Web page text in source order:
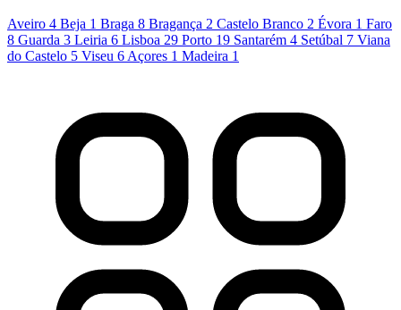
Aveiro 4 Beja 1 Braga 8 Bragança 2 Castelo Branco 2 Évora 1 Faro
8 Guarda 3 Leiria 6 Lisboa 29 Porto 19 Santarém 4 Setúbal 7 Viana
do Castelo 5 Viseu 6 Açores 1 Madeira 1